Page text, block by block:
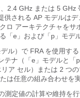
2.4 GHz または 5
供される AP モデルは
ロ アーキテクチャを
「e」および「p」モデ
ル）で FRA を使用す
テナ（「e」モデルと「
ア セル）または 2 つ
は任意の組み合わせを
測定値の計算や維持を